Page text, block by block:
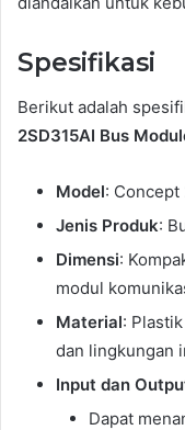
Spesifikasi
Berikut adalah
2SD315AI Bus
Model: Concept
Jenis Produk:
Dimensi:
modul
Material:
dan lingkungan
Input dan
Dapat